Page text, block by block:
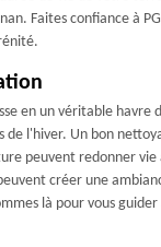
Faites confiance à
un véritable havre
l'hiver. Un bon
redonner vie
créer une
là pour vous